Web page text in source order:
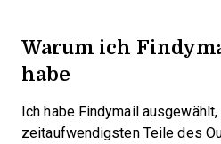
Warum ich
habe
Ich habe Findymail
zeitaufwendigsten Teile des